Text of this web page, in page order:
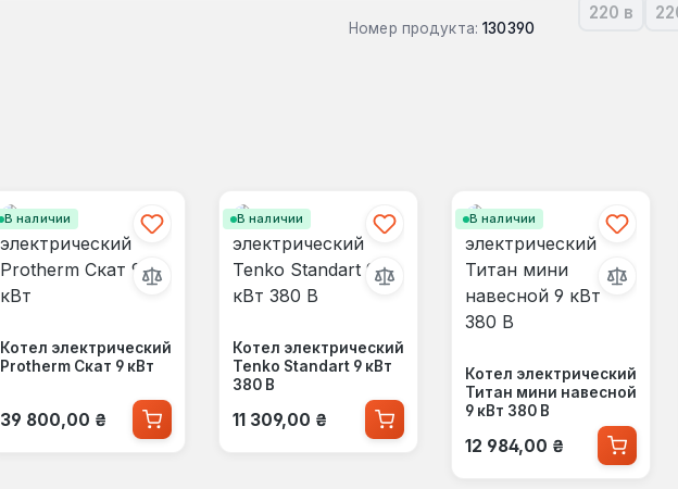
Номер продукта: 130390
220 в
(В
В наличии
Котел электрический
Protherm Скат 9 кВт
Обычная цена:
39 800,00 ₴
В наличии
Котел электрический
Tenko Standart 9 кВт
380 В
Обычная цена:
11 309,00 ₴
В наличии
Котел электрический
Титан мини навесной
9 кВт 380 В
Обычная цена:
12 984,00 ₴